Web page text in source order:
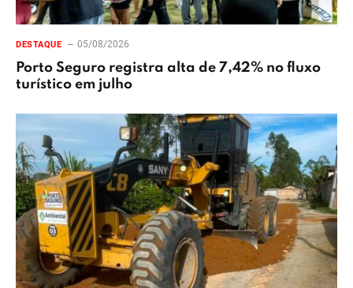
DESTAQUE 05/08/2026
Porto Seguro registra alta de 7,42% no fluxo
turístico em julho